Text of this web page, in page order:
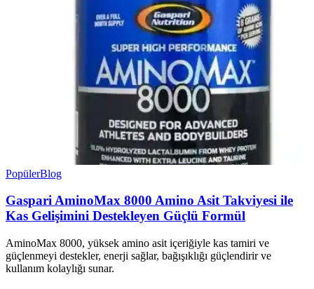
PopülerBlog
Gaspari AminoMax 8000 Amino Asit Takviyesi ile
Kas Gelişimini Destekleyen Güçlü Formül
AminoMax 8000, yüksek amino asit içeriğiyle kas tamiri ve
güçlenmeyi destekler, enerji sağlar, bağışıklığı güçlendirir ve
kullanım kolaylığı sunar.